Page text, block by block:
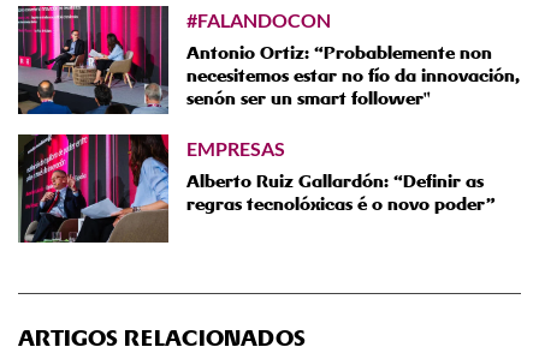
#FALANDOCON
Antonio Ortiz: “Probablemente non
necesitemos estar no fío da innovación,
senón ser un smart follower"
EMPRESAS
Alberto Ruiz Gallardón: “Definir as
regras tecnolóxicas é o novo poder”
ARTIGOS RELACIONADOS